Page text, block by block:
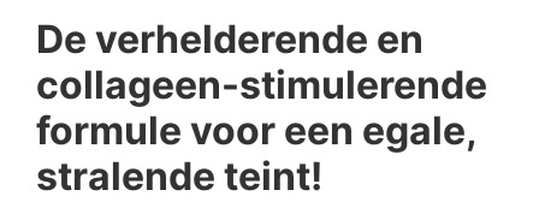
De verhelderende en
collageen-stimulerende
formule voor een egale,
stralende teint!